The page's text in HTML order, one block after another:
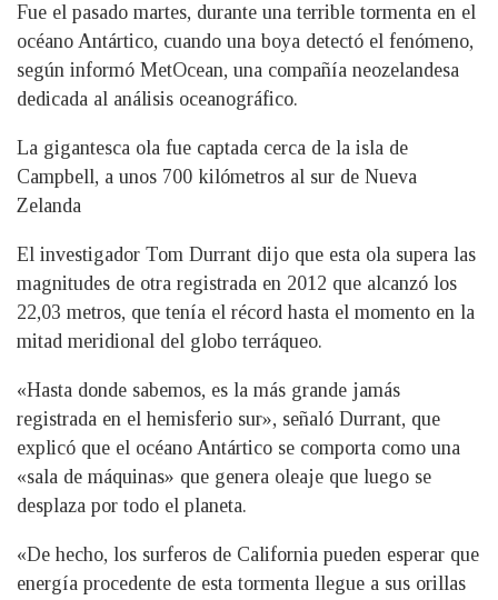
Fue el pasado martes, durante una terrible tormenta en el
océano Antártico, cuando una boya detectó el fenómeno,
según informó MetOcean, una compañía neozelandesa
dedicada al análisis oceanográfico.
La gigantesca ola fue captada cerca de la isla de
Campbell, a unos 700 kilómetros al sur de Nueva
Zelanda
El investigador Tom Durrant dijo que esta ola supera las
magnitudes de otra registrada en 2012 que alcanzó los
22,03 metros, que tenía el récord hasta el momento en la
mitad meridional del globo terráqueo.
«Hasta donde sabemos, es la más grande jamás
registrada en el hemisferio sur», señaló Durrant, que
explicó que el océano Antártico se comporta como una
«sala de máquinas» que genera oleaje que luego se
desplaza por todo el planeta.
«De hecho, los surferos de California pueden esperar que
energía procedente de esta tormenta llegue a sus orillas